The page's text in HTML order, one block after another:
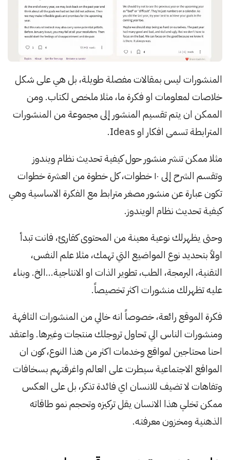
المنشورات ليس بمقالات مفصلة طويلة، بل هي على شكل
خلاصات لمعلومات او فكرة ما، مثلا ملخص لكتاب. ومن
الممكن ان يتم تقسيم المنشور إلى مجموعة من المنشورات
المترابطة تسمى افكار او Ideas.
مثلا ممكن تنشر منشور حول كيفية تحديث نظام ويندوز
وتقسم الشرح إلى ١٠ خطوات، كل خطوة من العشرة خطوات
تكون عبارة عن منشور مصغر مترابط مع الفكرة الاساسية وهي
كيفية تحديث نظام الويندوز.
وحتى يظهرلك نوعية معينة من المحتوى كقارئ، فانت تبدأ
اولاً بتحديد نوع المواضيع التي تهمك، مثلا علم النفس،
التقنية، البرمجة، الطب، تطوير الذات او الانتاجية…الخ. وبناء
عليه تظهرلك منشورات اكثر تخصيصاً.
فكرة الموقع رائعة، خصوصاً انه خالي من المنشورات التافهة
ومنشورات الناس الي تحاول تروجلك منتجات وغيرها. واعتقد
احنا محتاجين لمواقع وخدمات اكثر من هذا النوع، كون ان
المواقع الاجتماعية سيطرت على العالم واغرقتهم بسخافات
وتفاهات لا تضيف للانسان اي فائدة تذكر، بل على العكس
ممكن تخلي هذا الانسان يقل تركيزه وتحجم نمو طاقاته
الذهنية ومخزون معرفته.